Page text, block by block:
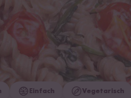
Einfach Vegetarisch